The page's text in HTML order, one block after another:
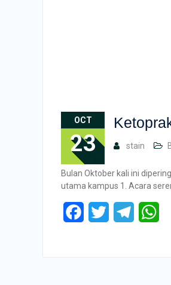
OCT
23 stain
Bulan Oktober kali ini
utama kampus 1. Acara
Facebook
Twitter Telegram